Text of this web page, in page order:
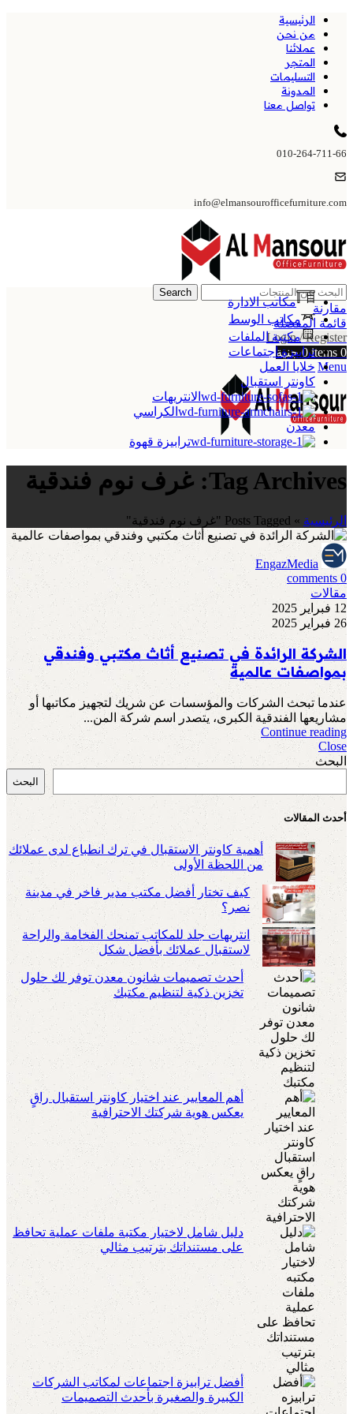
الرئيسية
من نحن
عملائنا
المتجر
التسليمات
المدونة
تواصل معنا
010-264-711-66
info@elmansourofficefurniture.com
Search
مقارنة
قائمة المفضلة
Login / Register
0
items
0 جنية
Menu
مكاتب الادارة
مكاتب الوسط
مكتبة الملفات
ترابيزة اجتماعات
خلايا العمل
كاونتر استقبال
الانتريهات
الكراسي
معدن
ترابيزة قهوة
Tag Archives: غرف نوم فندقية
الرئيسية » Posts Tagged "غرف نوم فندقية"
EngazMedia
0
comments
مقالات
12 فبراير 2025
26 فبراير 2025
الشركة الرائدة في تصنيع أثاث مكتبي وفندقي
بمواصفات عالمية
عندما تبحث الشركات والمؤسسات عن شريك لتجهيز مكاتبها أو
مشاريعها الفندقية الكبرى، يتصدر اسم شركة المن...
Continue reading
Close
البحث
البحث
أحدث المقالات
أهمية كاونتر الاستقبال في ترك انطباع لدى عملائك
من اللحظة الأولى
كيف تختار أفضل مكتب مدير فاخر في مدينة
نصر؟
انتريهات جلد للمكاتب تمنحك الفخامة والراحة
لاستقبال عملائك بأفضل شكل
أحدث تصميمات شانون معدن توفر لك حلول
تخزين ذكية لتنظيم مكتبك
أهم المعايير عند اختيار كاونتر استقبال راقٍ
يعكس هوية شركتك الاحترافية
دليل شامل لاختيار مكتبة ملفات عملية تحافظ
على مستنداتك بترتيب مثالي
أفضل ترابيزة اجتماعات لمكاتب الشركات
الكبيرة والصغيرة بأحدث التصميمات